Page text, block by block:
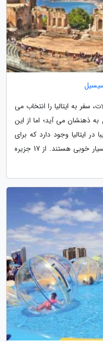
سیسیل
سفر به ایتالیا را انتخاب می
ذهنشان می آید؛ اما از این
بیش از 80 جزیره زیبا در ایتالیا وجود دارد که برای
گردش های هیجان انگیز گزینه های بسیار خوبی هستند. از 17 جزیره